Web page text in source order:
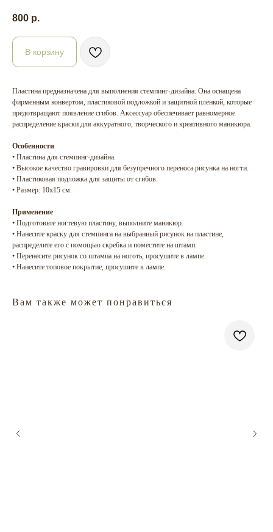
800 р.
В корзину
Пластина предназначена для выполнения стемпинг-дизайна. Она оснащена
фирменным конвертом, пластиковой подложкой и защитной пленкой, которые
предотвращают появление сгибов. Аксессуар обеспечивает равномерное
распределение краски для аккуратного, творческого и креативного маникюра.
Особенности
• Пластина для стемпинг-дизайна.
• Высокое качество гравировки для безупречного переноса рисунка на ногти.
• Пластиковая подложка для защиты от сгибов.
• Размер: 10х15 см.
Применение
• Подготовьте ногтевую пластину, выполните маникюр.
• Нанесите краску для стемпинга на выбранный рисунок на пластине,
распределите его с помощью скребка и поместите на штамп.
• Перенесите рисунок со штампа на ноготь, просушите в лампе.
• Нанесите топовое покрытие, просушите в лампе.
Вам также может понравиться